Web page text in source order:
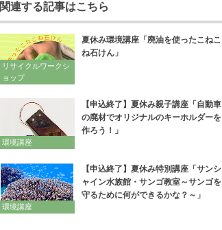
関連する記事はこちら
リサイクルワークシ
ョップ
夏休み環境講座「廃油を使ったこねこ
ね石けん」
環境講座
【申込終了】夏休み親子講座「自動車
の廃材でオリジナルのキーホルダーを
作ろう！」
環境講座
【申込終了】夏休み特別講座「サンシ
ャイン水族館・サンゴ教室～サンゴを
守るために何ができるかな？～」